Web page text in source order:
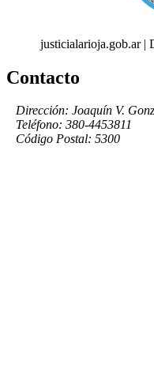
justicialarioja.gob.ar |
Contacto
Dirección: Joaquín V.
Teléfono: 380-4453811
Código Postal: 5300